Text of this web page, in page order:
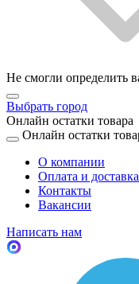
Не смогли определить
Выбрать город
Онлайн остатки товара
Онлайн остатки
О компании
Оплата и доставка
Контакты
Вакансии
Написать нам